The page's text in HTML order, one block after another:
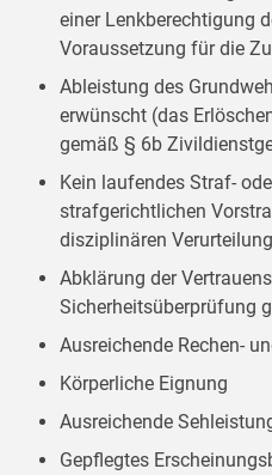
einer Lenkberechtigung
Voraussetzung für die
Ableistung des
erwünscht (das
gemäß § 6b
Kein laufendes Straf-
strafgerichtlichen
disziplinären
Abklärung der
Sicherheitsüberprüfung
Ausreichende Rechen-
Körperliche Eignung
Ausreichende
Gepflegtes